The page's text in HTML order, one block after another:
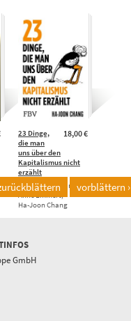
18,00 €
23 Dinge,
die man
uns über den
Kapitalismus nicht
erzählt
Henning Dedekind,
Ha-Joon Chang
vorblättern ›
GmbH